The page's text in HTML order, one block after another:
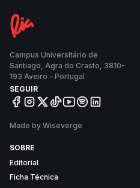
outra versatilidade à Nave”.
Campus Universitário de
Santiago, Agra do Crasto, 3810-
193 Aveiro – Portugal
SEGUIR
Made by Wiseverge
SOBRE
Editorial
Ficha Técnica